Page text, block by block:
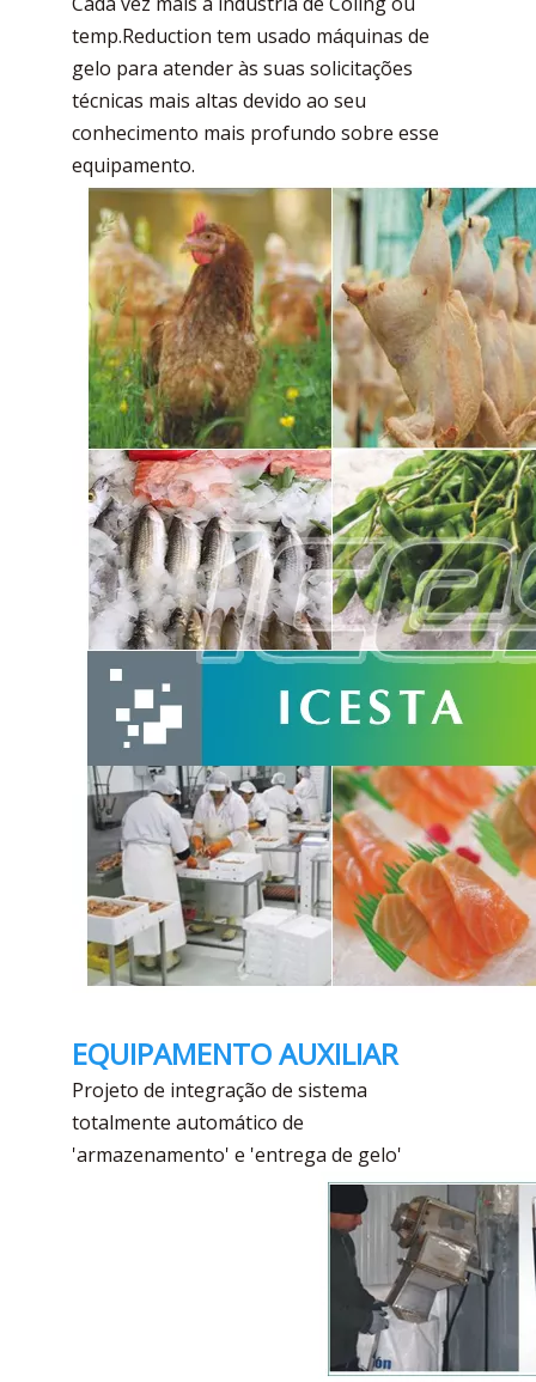
temp.Reduction tem usado máquinas de
gelo para atender às suas solicitações
técnicas mais altas devido ao seu
conhecimento mais profundo sobre esse
equipamento.
EQUIPAMENTO AUXILIAR
Projeto de integração de sistema
totalmente automático de
'armazenamento' e 'entrega de gelo'